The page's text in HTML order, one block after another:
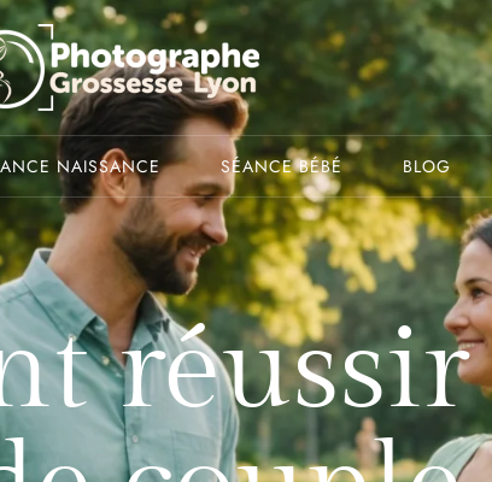
NAISSANCE SÉANCE BÉBÉ BLOG
réussir